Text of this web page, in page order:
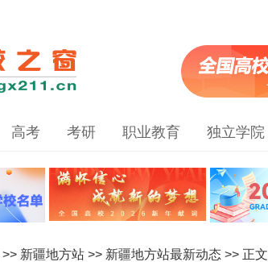
高考 考研 职业教育 独立学院
>> 新疆地方站 >> 新疆地方站最新动态 >> 正文